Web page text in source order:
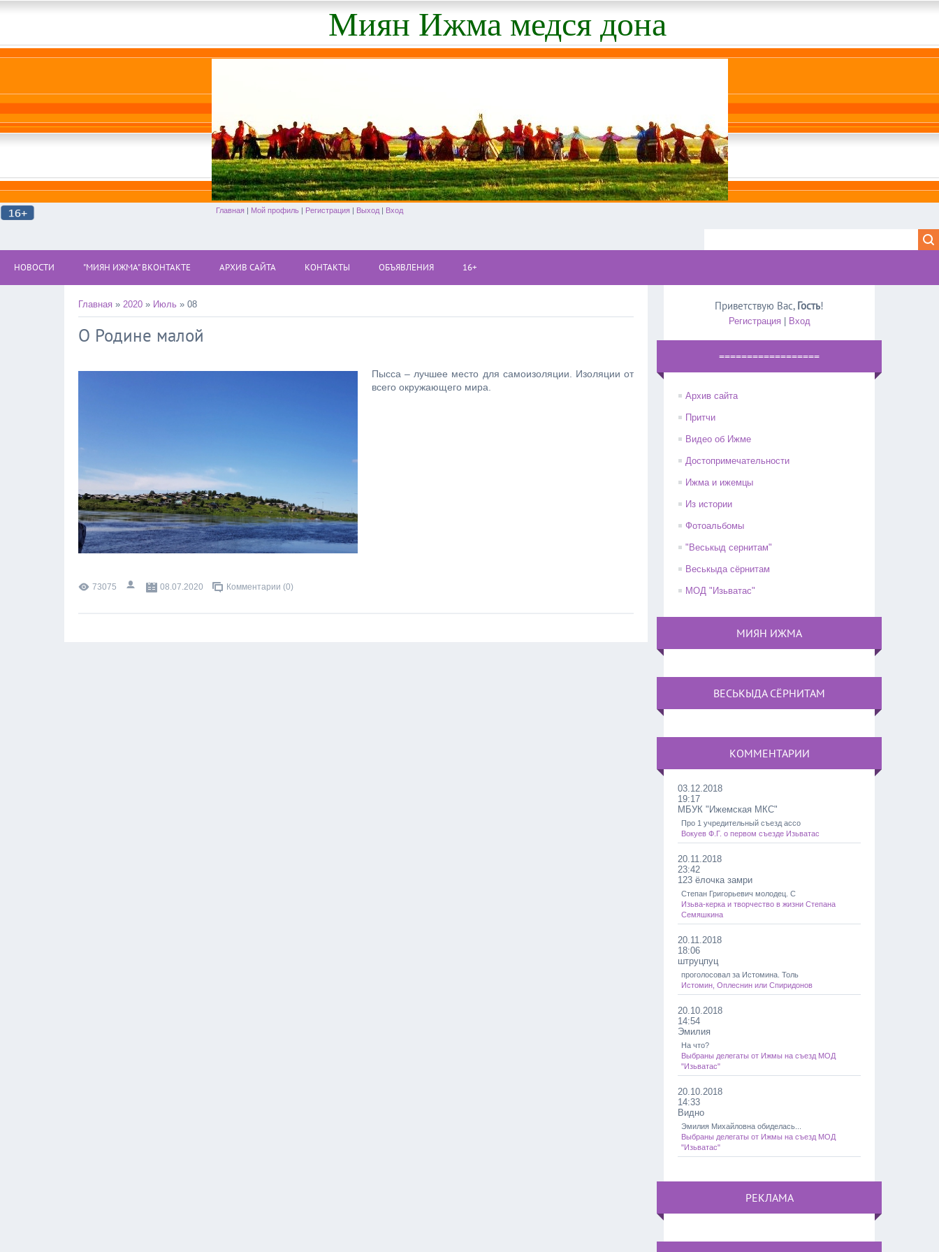
Миян Ижма медся дона
Главная | Мой профиль | Регистрация | Выход | Вход
НОВОСТИ "МИЯН ИЖМА" ВКОНТАКТЕ АРХИВ САЙТА КОНТАКТЫ ОБЪЯВЛЕНИЯ 16+
Главная » 2020 » Июль » 08
О Родине малой
Пысса – лучшее место для самоизоляции. Изоляции от
всего окружающего мира.
73075 08.07.2020 Комментарии (0)
Приветствую Вас, Гость!
Регистрация| Вход
==================
Архив сайта
Притчи
Видео об Ижме
Достопримечательности
Ижма и ижемцы
Из истории
Фотоальбомы
"Веськыд сернитам"
Веськыда сёрнитам
МОД "Изьватас"
МИЯН ИЖМА
ВЕСЬКЫДА СЁРНИТАМ
КОММЕНТАРИИ
03.12.2018
19:17
МБУК "Ижемская МКС"
Про 1 учредительный съезд ассо
Вокуев Ф.Г. о первом съезде Изьватас
20.11.2018
23:42
123 ёлочка замри
Степан Григорьевич молодец. С
Изьва-керка и творчество в жизни Степана
Семяшкина
20.11.2018
18:06
штруцпуц
проголосовал за Истомина. Толь
Истомин, Оплеснин или Спиридонов
20.10.2018
14:54
Эмилия
На что?
Выбраны делегаты от Ижмы на съезд МОД
"Изьватас"
20.10.2018
14:33
Видно
Эмилия Михайловна обиделась...
Выбраны делегаты от Ижмы на съезд МОД
"Изьватас"
РЕКЛАМА